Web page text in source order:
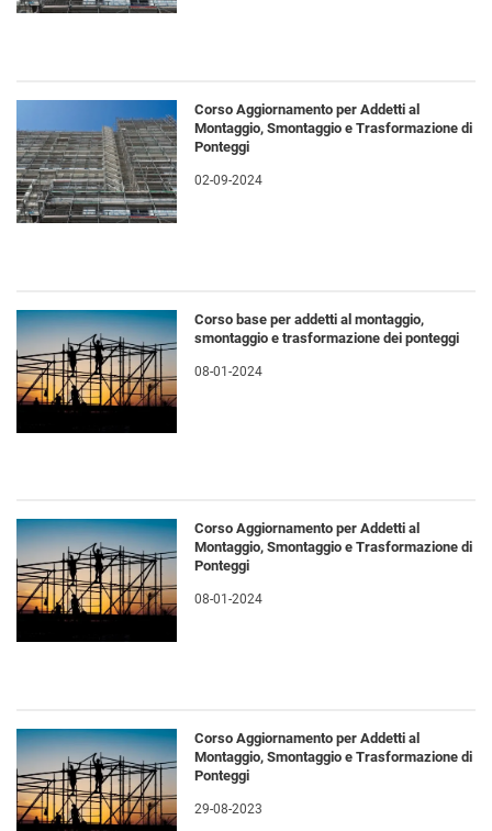
Corso Aggiornamento per Addetti al
Montaggio, Smontaggio e Trasformazione di
Ponteggi
02-09-2024
Corso base per addetti al montaggio,
smontaggio e trasformazione dei ponteggi
08-01-2024
Corso Aggiornamento per Addetti al
Montaggio, Smontaggio e Trasformazione di
Ponteggi
08-01-2024
Corso Aggiornamento per Addetti al
Montaggio, Smontaggio e Trasformazione di
Ponteggi
29-08-2023